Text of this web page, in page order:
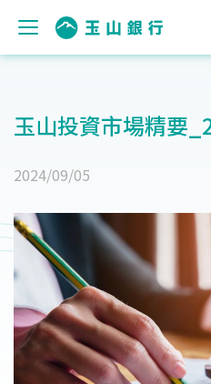
玉山投資市場精要
2024/09/05